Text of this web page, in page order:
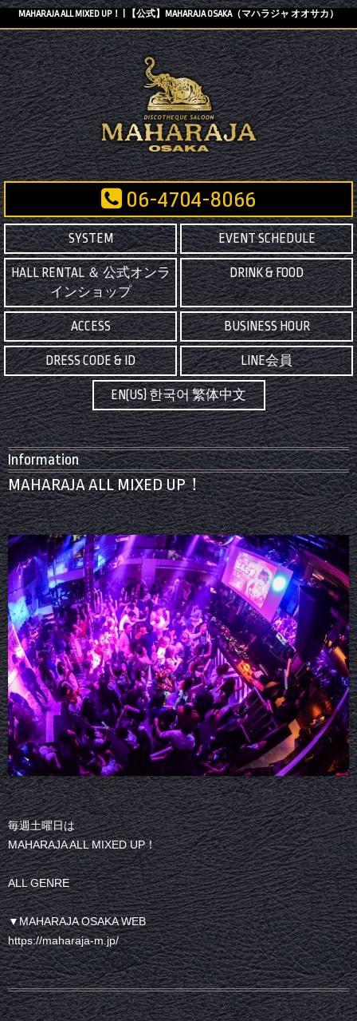
MAHARAJA ALL MIXED UP！ | 【公式】MAHARAJA OSAKA（マハラジャ オオサカ）
06-4704-8066
SYSTEM EVENT SCHEDULE
HALL RENTAL ＆ 公式オンラ
インショップ
DRINK & FOOD
ACCESS BUSINESS HOUR
DRESS CODE & ID LINE会員
EN(US) 한국어 繁体中文
Information
MAHARAJA ALL MIXED UP！
毎週土曜日は
MAHARAJA ALL MIXED UP！
ALL GENRE
▼MAHARAJA OSAKA WEB
https://maharaja-m.jp/